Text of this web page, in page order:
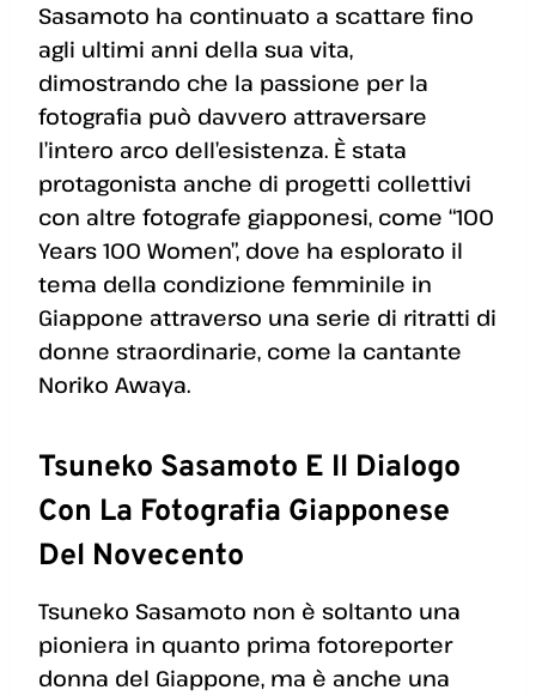
Sasamoto ha continuato a scattare fino
agli ultimi anni della sua vita,
dimostrando che la passione per la
fotografia può davvero attraversare
l’intero arco dell’esistenza. È stata
protagonista anche di progetti collettivi
con altre fotografe giapponesi, come “100
Years 100 Women”, dove ha esplorato il
tema della condizione femminile in
Giappone attraverso una serie di ritratti di
donne straordinarie, come la cantante
Noriko Awaya.
Tsuneko Sasamoto E Il Dialogo
Con La Fotografia Giapponese
Del Novecento
Tsuneko Sasamoto non è soltanto una
pioniera in quanto prima fotoreporter
donna del Giappone, ma è anche una